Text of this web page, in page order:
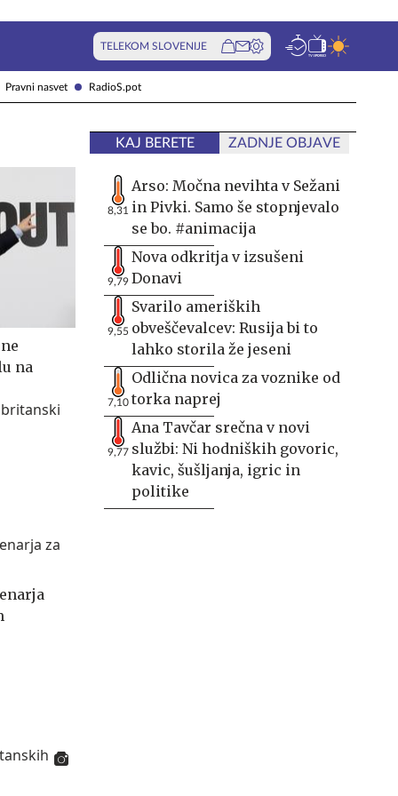
Pravni nasvet RadioS.pot
TELEKOM SLOVENIJE
na
KAJ BERETE ZADNJE OBJAVE
8,31
Arso: Močna nevihta v Sežani
in Pivki. Samo še stopnjevalo
se bo. #animacija
9,79
Nova odkritja v izsušeni
Donavi
9,55
Svarilo ameriških
obveščevalcev: Rusija bi to
lahko storila že jeseni
7,10
Odlična novica za voznike od
torka naprej
9,77
Ana Tavčar srečna v novi
službi: Ni hodniških govoric,
kavic, šušljanja, igric in
politike